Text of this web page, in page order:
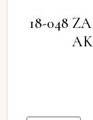
18-048